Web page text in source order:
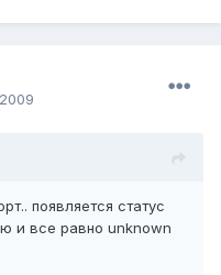
появляется статус
и все равно unknown